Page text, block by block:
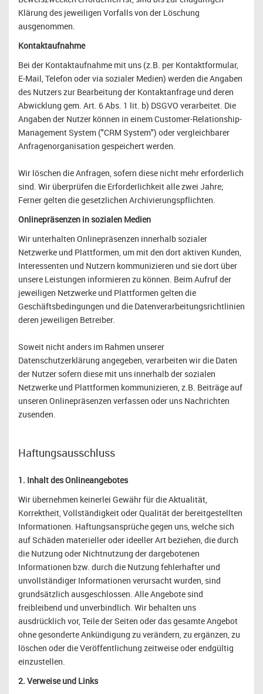
Klärung des jeweiligen Vorfalls von der Löschung
ausgenommen.
Kontaktaufnahme
Bei der Kontaktaufnahme mit uns (z.B. per Kontaktformular,
E-Mail, Telefon oder via sozialer Medien) werden die Angaben
des Nutzers zur Bearbeitung der Kontaktanfrage und deren
Abwicklung gem. Art. 6 Abs. 1 lit. b) DSGVO verarbeitet. Die
Angaben der Nutzer können in einem Customer-Relationship-
Management System ("CRM System") oder vergleichbarer
Anfragenorganisation gespeichert werden.
Wir löschen die Anfragen, sofern diese nicht mehr erforderlich
sind. Wir überprüfen die Erforderlichkeit alle zwei Jahre;
Ferner gelten die gesetzlichen Archivierungspflichten.
Onlinepräsenzen in sozialen Medien
Wir unterhalten Onlinepräsenzen innerhalb sozialer
Netzwerke und Plattformen, um mit den dort aktiven Kunden,
Interessenten und Nutzern kommunizieren und sie dort über
unsere Leistungen informieren zu können. Beim Aufruf der
jeweiligen Netzwerke und Plattformen gelten die
Geschäftsbedingungen und die Datenverarbeitungsrichtlinien
deren jeweiligen Betreiber.
Soweit nicht anders im Rahmen unserer
Datenschutzerklärung angegeben, verarbeiten wir die Daten
der Nutzer sofern diese mit uns innerhalb der sozialen
Netzwerke und Plattformen kommunizieren, z.B. Beiträge auf
unseren Onlinepräsenzen verfassen oder uns Nachrichten
zusenden.
Haftungsausschluss
1. Inhalt des Onlineangebotes
Wir übernehmen keinerlei Gewähr für die Aktualität,
Korrektheit, Vollständigkeit oder Qualität der bereitgestellten
Informationen. Haftungsansprüche gegen uns, welche sich
auf Schäden materieller oder ideeller Art beziehen, die durch
die Nutzung oder Nichtnutzung der dargebotenen
Informationen bzw. durch die Nutzung fehlerhafter und
unvollständiger Informationen verursacht wurden, sind
grundsätzlich ausgeschlossen. Alle Angebote sind
freibleibend und unverbindlich. Wir behalten uns
ausdrücklich vor, Teile der Seiten oder das gesamte Angebot
ohne gesonderte Ankündigung zu verändern, zu ergänzen, zu
löschen oder die Veröffentlichung zeitweise oder endgültig
einzustellen.
2. Verweise und Links